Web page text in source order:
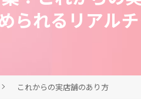
られるリアル
これからの実店舗のあり方